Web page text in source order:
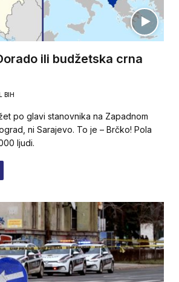
ili budžetska crna
BIH
po glavi stanovnika na Zapadnom
ni Sarajevo. To je – Brčko! Pola
ljudi.